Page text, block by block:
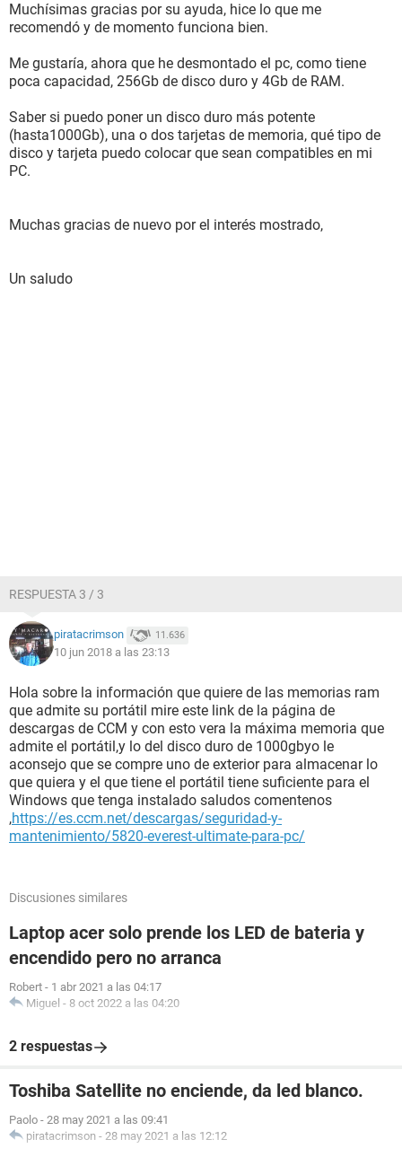
Muchísimas gracias por su ayuda, hice lo que me
recomendó y de momento funciona bien.
Me gustaría, ahora que he desmontado el pc, como tiene
poca capacidad, 256Gb de disco duro y 4Gb de RAM.
Saber si puedo poner un disco duro más potente
(hasta1000Gb), una o dos tarjetas de memoria, qué tipo de
disco y tarjeta puedo colocar que sean compatibles en mi
PC.
Muchas gracias de nuevo por el interés mostrado,
Un saludo
RESPUESTA 3 / 3
piratacrimson 11.636
10 jun 2018 a las 23:13
Hola sobre la información que quiere de las memorias ram
que admite su portátil mire este link de la página de
descargas de CCM y con esto vera la máxima memoria que
admite el portátil,y lo del disco duro de 1000gbyo le
aconsejo que se compre uno de exterior para almacenar lo
que quiera y el que tiene el portátil tiene suficiente para el
Windows que tenga instalado saludos comentenos
,https://es.ccm.net/descargas/seguridad-y-
mantenimiento/5820-everest-ultimate-para-pc/
Discusiones similares
Laptop acer solo prende los LED de bateria y
encendido pero no arranca
Robert - 1 abr 2021 a las 04:17
Miguel - 8 oct 2022 a las 04:20
2 respuestas
Toshiba Satellite no enciende, da led blanco.
Paolo - 28 may 2021 a las 09:41
piratacrimson - 28 may 2021 a las 12:12